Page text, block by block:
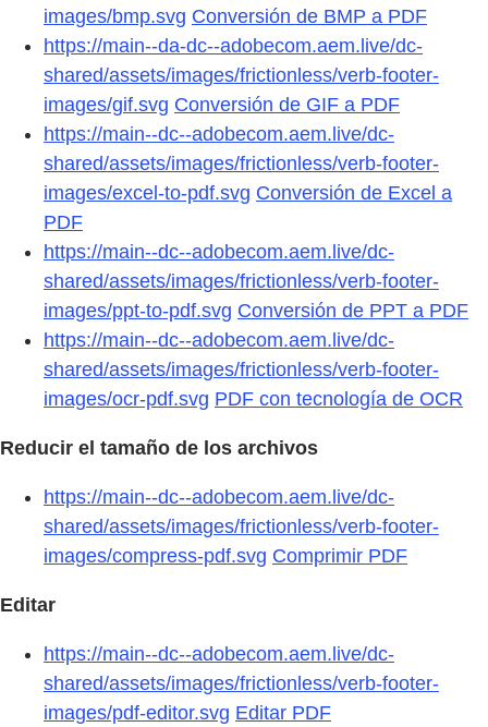
images/bmp.svg Conversión de BMP a PDF
https://main--da-dc--adobecom.aem.live/dc-
shared/assets/images/frictionless/verb-footer-
images/gif.svg Conversión de GIF a PDF
https://main--dc--adobecom.aem.live/dc-
shared/assets/images/frictionless/verb-footer-
images/excel-to-pdf.svg Conversión de Excel a
PDF
https://main--dc--adobecom.aem.live/dc-
shared/assets/images/frictionless/verb-footer-
images/ppt-to-pdf.svg Conversión de PPT a PDF
https://main--dc--adobecom.aem.live/dc-
shared/assets/images/frictionless/verb-footer-
images/ocr-pdf.svg PDF con tecnología de OCR
Reducir el tamaño de los archivos
https://main--dc--adobecom.aem.live/dc-
shared/assets/images/frictionless/verb-footer-
images/compress-pdf.svg Comprimir PDF
Editar
https://main--dc--adobecom.aem.live/dc-
shared/assets/images/frictionless/verb-footer-
images/pdf-editor.svg Editar PDF